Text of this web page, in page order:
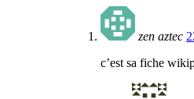
zen aztec
c’est sa fiche